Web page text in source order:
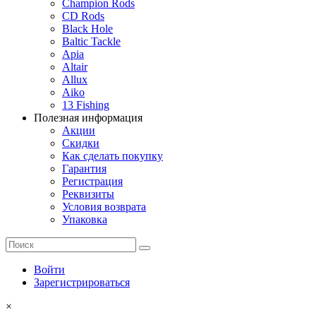
Champion Rods
CD Rods
Black Hole
Baltic Tackle
Apia
Altair
Allux
Aiko
13 Fishing
Полезная информация
Акции
Скидки
Как сделать покупку
Гарантия
Регистрация
Реквизиты
Условия возврата
Упаковка
Войти
Зарегистрироваться
×